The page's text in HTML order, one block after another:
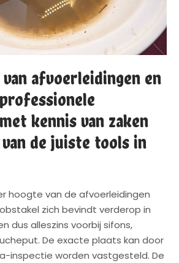
afvoerleidingen en
kennis van zaken
de juiste tools in
hoogte van de afvoerleidingen
zich bevindt verderop in
dus alleszins voorbij sifons,
De exacte plaats kan door
inspectie worden vastgesteld. De